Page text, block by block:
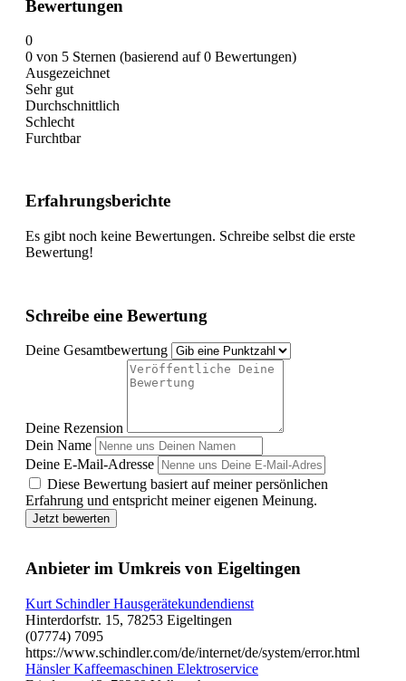
Bewertungen
0
0 von 5 Sternen (basierend auf 0 Bewertungen)
Ausgezeichnet
Sehr gut
Durchschnittlich
Schlecht
Furchtbar
Erfahrungsberichte
Es gibt noch keine Bewertungen. Schreibe selbst die erste
Bewertung!
Schreibe eine Bewertung
Deine Gesamtbewertung
Deine Rezension
Dein Name
Deine E-Mail-Adresse
Diese Bewertung basiert auf meiner persönlichen
Erfahrung und entspricht meiner eigenen Meinung.
Jetzt bewerten
Anbieter im Umkreis von Eigeltingen
Kurt Schindler Hausgerätekundendienst
Hinterdorfstr. 15, 78253 Eigeltingen
(07774) 7095
https://www.schindler.com/de/internet/de/system/error.html
Hänsler Kaffeemaschinen Elektroservice